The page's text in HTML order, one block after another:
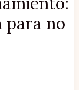
para no